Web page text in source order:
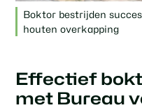
Boktor bestrijden
houten overkapping
Effectief
met Bureau